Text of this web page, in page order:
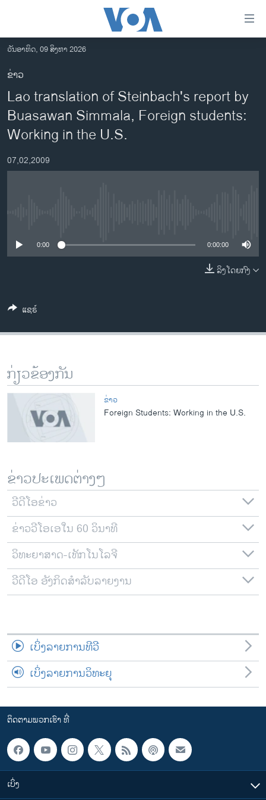
ເຂົ້າ
ຫາ
ຂ້າມ
ຂ້າມ
ຂ້າມ
ໄປ
ຫາ
ຊອກ
ຄົ້ນ
ອາເມຣິກາ
ການເລືອກຕັ້ງ ປະທານາທີບໍດີ ສະຫະລັດ 2024
ໂລກ
ຊຸມຊົນຊາວລາວ
ສຽງ
ລາຍການກະຈາຍສຽງ
ຕິດຕາມພວກເຮົາ ທີ່
ວັນອາທິດ, 09 ສິງຫາ 2026
ຂ່າວ
Lao translation of Steinbach's report by
Buasawan Simmala, Foreign students:
Working in the U.S.
07,02,2009
0:00 0:00:00
ລິງໂດຍກົງ
ແຊຣ໌
ກ່ຽວຂ້ອງກັນ
ຂ່າວ
Foreign Students: Working in the U.S.
ຂ່າວປະເພດຕ່າງໆ
ວີດີໂອຂ່າວ
ຂ່າວວີໂອເອໃນ 60 ວິນາທີ
ວິທະຍາສາດ-ເທັກໂນໂລຈີ
ວີດີໂອ ອັງກິດສຳລັບລາຍງານ
ເບິ່ງລາຍການທີວີ
ເບິ່ງລາຍການວິທະຍຸ
ຕິດຕາມພວກເຮົາ ທີ່
ເບິ່ງ